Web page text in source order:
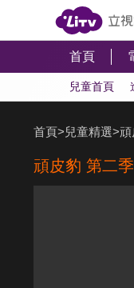
首頁
兒童首頁
首頁>兒童精選>頑
頑皮豹 第二季